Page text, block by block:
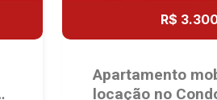
R$
Apartamento
locação no